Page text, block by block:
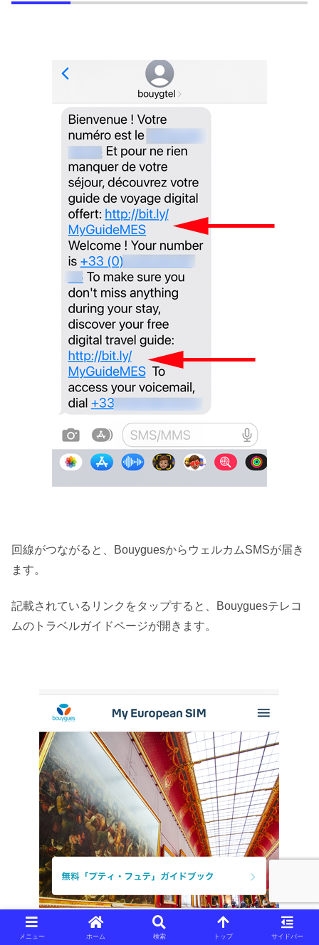
回線がつながると、BouyguesからウェルカムSMSが届き
ます。
記載されているリンクをタップすると、Bouyguesテレコ
ムのトラベルガイドページが開きます。
メニュー ホーム 検索 トップ サイドバー